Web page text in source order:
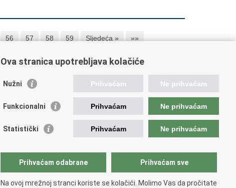
56 57 58 59 Sljedeća » »»
Korisne poveznice
AZOO
AMPEU
NCVVO
Ova stranica upotrebljava kolačiće
Nužni Prihvaćam Ne prihvaćam
Funkcionalni Prihvaćam Ne prihvaćam
Statistički Prihvaćam Ne prihvaćam
Prihvaćam odabrane Prihvaćam sve
Na ovoj mrežnoj stranci koriste se kolačići. Molimo Vas da pročitate